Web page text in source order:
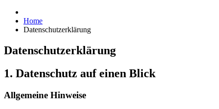
Home
Datenschutzerklärung
Datenschutzerklärung
1. Datenschutz auf einen Blick
Allgemeine Hinweise